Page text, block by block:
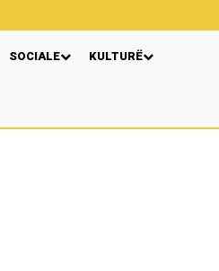
SOCIALE KULTURË